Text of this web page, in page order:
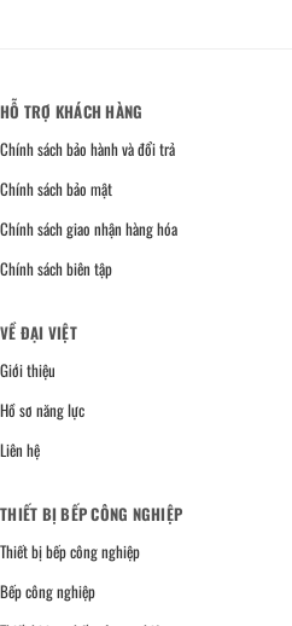
HỖ TRỢ KHÁCH HÀNG
Chính sách bảo hành và đổi trả
Chính sách bảo mật
Chính sách giao nhận hàng hóa
Chính sách biên tập
VỀ ĐẠI VIỆT
Giới thiệu
Hồ sơ năng lực
Liên hệ
THIẾT BỊ BẾP CÔNG NGHIỆP
Thiết bị bếp công nghiệp
Bếp công nghiệp